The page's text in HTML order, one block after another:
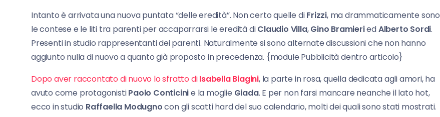
Intanto è arrivata una nuova puntata “delle eredità”. Non certo quelle diFrizzi, ma drammaticamente sono
le contese e le liti tra parenti per accaparrarsi le eredità diClaudio Villa,Gino BramieriedAlberto Sordi.
Presenti in studio rappresentanti dei parenti. Naturalmente si sono alternate discussioni che non hanno
aggiunto nulla di nuovo a quanto già proposto in precedenza. {module Pubblicità dentro articolo}
Dopo aver raccontato di nuovo lo sfratto diIsabella Biagini, la parte in rosa, quella dedicata agli amori, ha
avuto come protagonistiPaolo Conticinie la moglie Giada. E per non farsi mancare neanche il lato hot,
ecco in studio Raffaella Modugnocon gli scatti hard del suo calendario, molti dei quali sono stati mostrati.